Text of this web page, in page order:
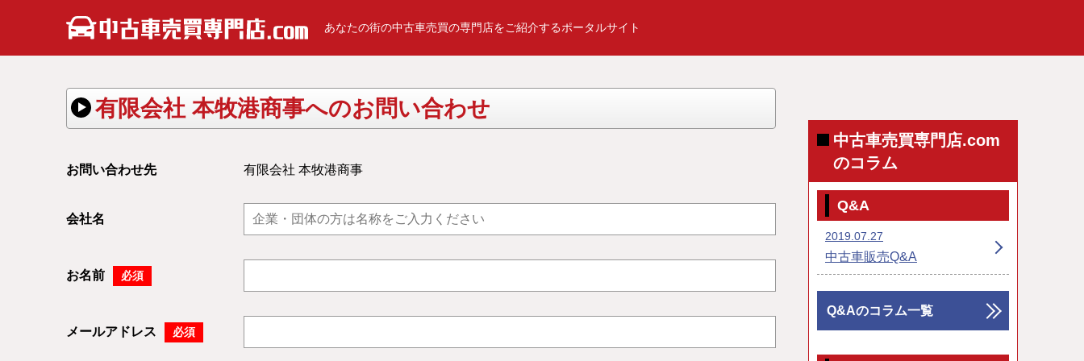
あなたの街の中古車売買の専門店をご紹介するポータルサイト
有限会社 本牧港商事へのお問い合わせ
お問い合わせ先 有限会社 本牧港商事
会社名
お名前 必須
メールアドレス 必須
中古車売買専門店.com
のコラム
Q&A
2019.07.27
中古車販売Q&A
Q&Aのコラム一覧